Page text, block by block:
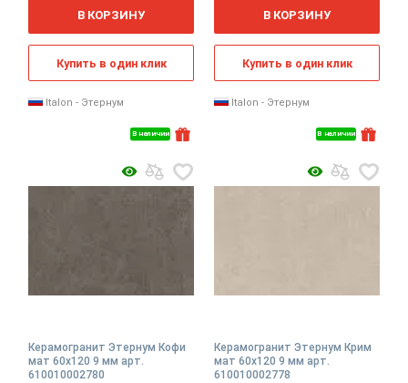
В наличии
м
В КОРЗИНУ
Купить в один клик
Italon - Этернум
В наличии
м
В КОРЗИНУ
Купить в один клик
Italon - Этернум
Керамогранит Этернум Кофи
мат 60x120 9 мм арт.
610010002780
Керамогранит Этернум Крим
мат 60x120 9 мм арт.
610010002778